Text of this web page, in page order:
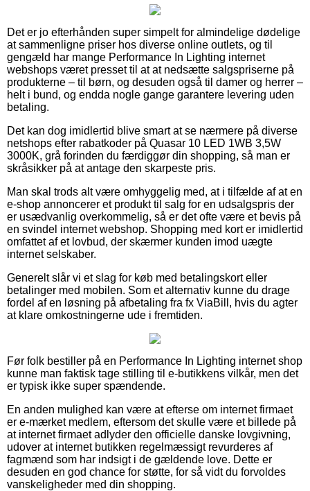
Det er jo efterhånden super simpelt for almindelige dødelige
at sammenligne priser hos diverse online outlets, og til
gengæld har mange Performance In Lighting internet
webshops været presset til at at nedsætte salgspriserne på
produkterne – til børn, og desuden også til damer og herrer –
helt i bund, og endda nogle gange garantere levering uden
betaling.
Det kan dog imidlertid blive smart at se nærmere på diverse
netshops efter rabatkoder på Quasar 10 LED 1WB 3,5W
3000K, grå forinden du færdiggør din shopping, så man er
skråsikker på at antage den skarpeste pris.
Man skal trods alt være omhyggelig med, at i tilfælde af at en
e-shop annoncerer et produkt til salg for en udsalgspris der
er usædvanlig overkommelig, så er det ofte være et bevis på
en svindel internet webshop. Shopping med kort er imidlertid
omfattet af et lovbud, der skærmer kunden imod uægte
internet selskaber.
Generelt slår vi et slag for køb med betalingskort eller
betalinger med mobilen. Som et alternativ kunne du drage
fordel af en løsning på afbetaling fra fx ViaBill, hvis du agter
at klare omkostningerne ude i fremtiden.
Før folk bestiller på en Performance In Lighting internet shop
kunne man faktisk tage stilling til e-butikkens vilkår, men det
er typisk ikke super spændende.
En anden mulighed kan være at efterse om internet firmaet
er e-mærket medlem, eftersom det skulle være et billede på
at internet firmaet adlyder den officielle danske lovgivning,
udover at internet butikken regelmæssigt revurderes af
fagmænd som har indsigt i de gældende love. Dette er
desuden en god chance for støtte, for så vidt du forvoldes
vanskeligheder med din shopping.